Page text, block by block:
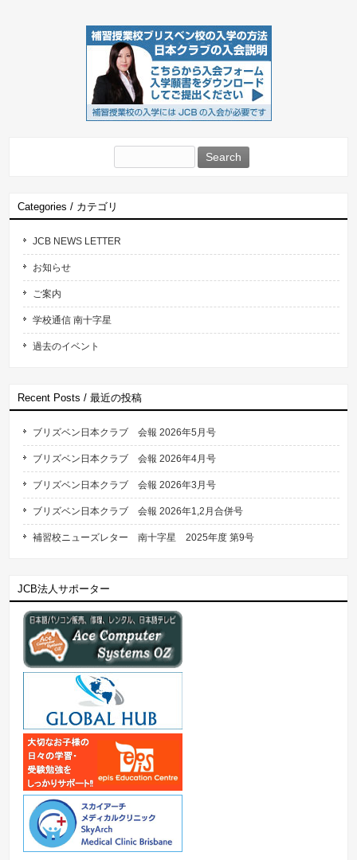
for:
Categories / カテゴリ
JCB NEWS LETTER
お知らせ
ご案内
学校通信 南十字星
過去のイベント
Recent Posts / 最近の投稿
ブリズベン日本クラブ 会報 2026年5月号
ブリズベン日本クラブ 会報 2026年4月号
ブリズベン日本クラブ 会報 2026年3月号
ブリズベン日本クラブ 会報 2026年1,2月合併号
補習校ニューズレター 南十字星 2025年度 第9号
JCB法人サポーター